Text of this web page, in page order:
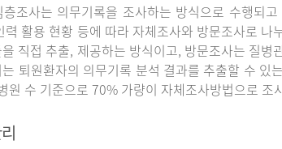
층조사는 의무기록을 조사하는 방식으로 수행되
력 활용 현황 등에 따라 자체조사와 방문조사로
직접 추출, 제공하는 방식이고, 방문조사는 질
퇴원환자의 의무기록 분석 결과를 추출할 수
원 수 기준으로 70% 가량이 자체조사방법으로 조